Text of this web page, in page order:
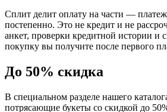
Сплит делит оплату на части —
постепенно. Это не кредит и не
анкет, проверки кредитной истории и
покупку вы получите после первого
До 50% скидка
В специальном разделе нашего
потрясающие букеты со скидкой до